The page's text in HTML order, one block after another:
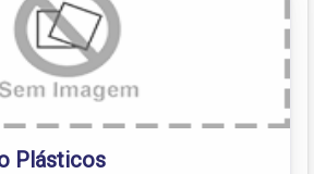
Plásticos